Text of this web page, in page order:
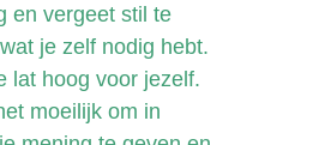
en vergeet stil te
je zelf nodig hebt.
lat hoog voor jezelf.
moeilijk om in